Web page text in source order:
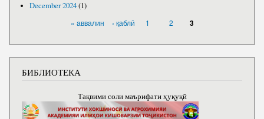
December 2024(1)
« аввалин ‹ қаблӣ 1 2 3
БИБЛИОТЕКА
Тақвими соли маърифати ҳуқуқӣ